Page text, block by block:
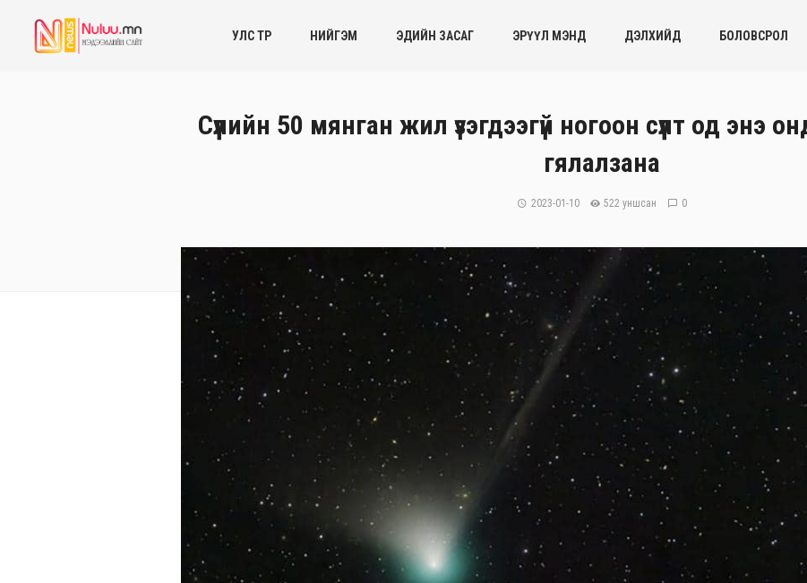
УЛС ТӨР НИЙГЭМ ЭДИЙН ЗАСАГ ЭРҮҮЛ МЭНД ДЭЛХИЙД БОЛОВСРОЛ
Сүүлийн 50 мянган жил үзэгдээгүй ногоон сүүлт од энэ
гялалзана
2023-01-10 522 уншсан 0